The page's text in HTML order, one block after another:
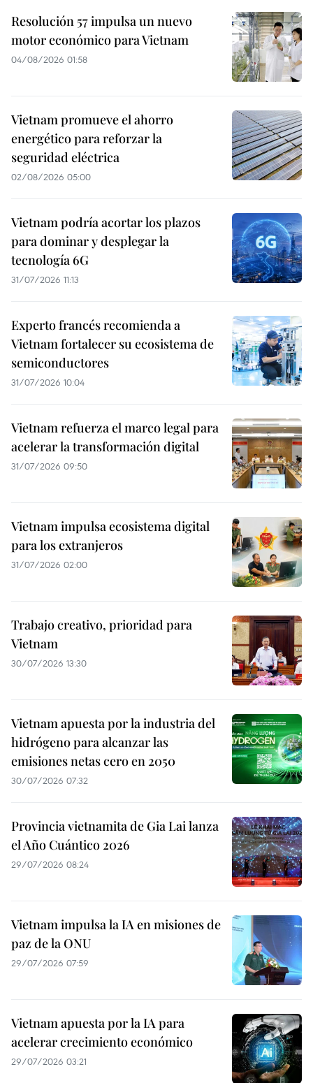
Resolución 57 impulsa un nuevo
motor económico para Vietnam
04/08/2026 01:58
Vietnam promueve el ahorro
energético para reforzar la
seguridad eléctrica
02/08/2026 05:00
Vietnam podría acortar los plazos
para dominar y desplegar la
tecnología 6G
31/07/2026 11:13
Experto francés recomienda a
Vietnam fortalecer su ecosistema de
semiconductores
31/07/2026 10:04
Vietnam refuerza el marco legal para
acelerar la transformación digital
31/07/2026 09:50
Vietnam impulsa ecosistema digital
para los extranjeros
31/07/2026 02:00
Trabajo creativo, prioridad para
Vietnam
30/07/2026 13:30
Vietnam apuesta por la industria del
hidrógeno para alcanzar las
emisiones netas cero en 2050
30/07/2026 07:32
Provincia vietnamita de Gia Lai lanza
el Año Cuántico 2026
29/07/2026 08:24
Vietnam impulsa la IA en misiones de
paz de la ONU
29/07/2026 07:59
Vietnam apuesta por la IA para
acelerar crecimiento económico
29/07/2026 03:21